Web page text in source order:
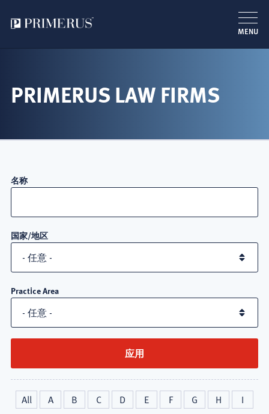
容
MENU
PRIMERUS LAW FIRMS
名称
国家/地区
Practice Area
All A B C D E F G H
I